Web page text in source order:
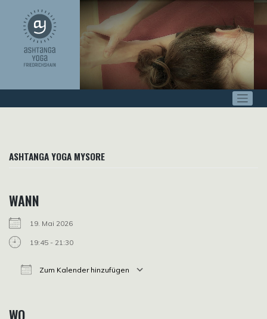
springen
ASHTANGA YOGA MYSORE
WANN
19. Mai 2026
19:45 - 21:30
Zum Kalender hinzufügen
WO